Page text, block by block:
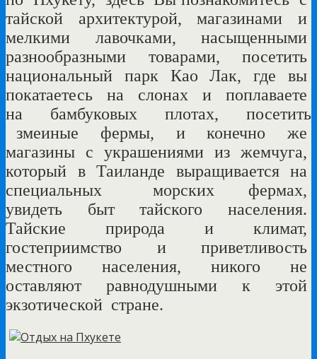
тайской
архитектурой, магазинами
и
мелкими
лавочками,
насыщенными
разнообразными
товарами,
посетить
национальный
парк Као Лак, где
вы
покатаетесь
на слонах и
поплаваете
на
бамбуковых
плотах, посетить
змеиные фермы,
и конечно
же
магазины
с украшениями из жемчуга,
который
в Таиланде выращивается на
специальных
морских
фермах,
увидеть
быт тайского
населения.
Тайские
природа и
климат,
гостеприимство
и
приветливость
местного
населения, никого
не
оставляют
равнодушными к
этой
экзотической стране.